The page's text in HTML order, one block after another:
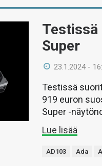
Testissä
Super
23.1.2024 -
Testissä
919 euron
Super -
Lue lisää
AD103 Ada